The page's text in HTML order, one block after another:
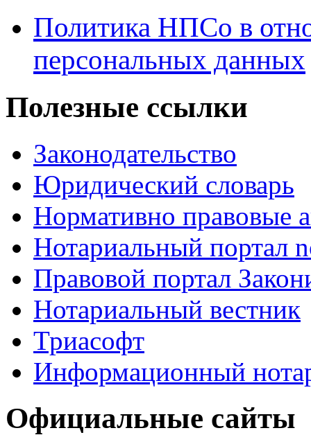
Политика НПСо в
персональных данных
Полезные ссылки
Законодательство
Юридический словарь
Нормативно правовые
Нотариальный портал
Правовой портал
Нотариальный вестник
Триасофт
Информационный
Официальные сайты